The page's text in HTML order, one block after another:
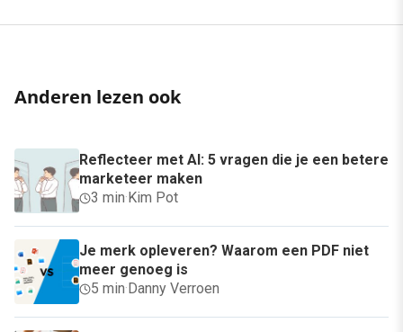
Anderen lezen ook
Reflecteer met AI: 5 vragen die je een betere
marketeer maken
3 min· Kim Pot
Je merk opleveren? Waarom een PDF niet
meer genoeg is
5 min· Danny Verroen